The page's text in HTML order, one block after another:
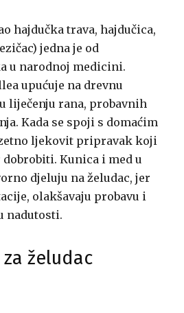
hajdučka trava, hajdučica,
jedna je od
u narodnoj medicini.
upućuje na drevnu
liječenju rana, probavnih
Kada se spoji s domaćim
ljekovit pripravak koji
Kunica i med u
djeluju na želudac, jer
olakšavaju probavu i
nadutosti.
želudac